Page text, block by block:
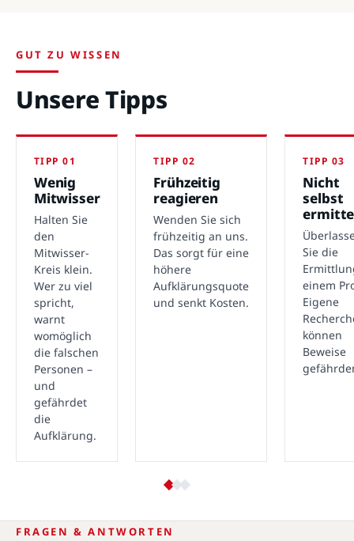
GUT ZU WISSEN
Unsere Tipps
TIPP 01
Wenig
Mitwisser
Halten Sie
den
Mitwisser-
Kreis klein.
Wer zu viel
spricht,
warnt
womöglich
die falschen
Personen –
und
gefährdet
die
Aufklärung.
TIPP 02
Frühzeitig
reagieren
Wenden Sie sich
frühzeitig an uns.
Das sorgt für eine
höhere
Aufklärungsquote
und senkt Kosten.
TIPP 03
Nicht
selbst
Sie die
einem
Eigene
können
Beweise
FRAGEN & ANTWORTEN